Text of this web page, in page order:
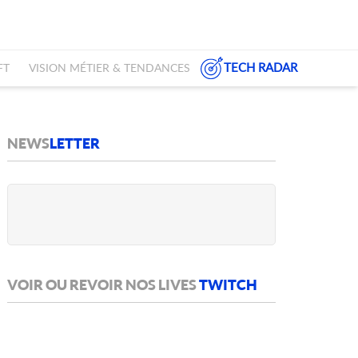
VISION MÉTIER & TENDANCES TECH RADAR
NEWSLETTER
VOIR OU REVOIR NOS LIVESTWITCH